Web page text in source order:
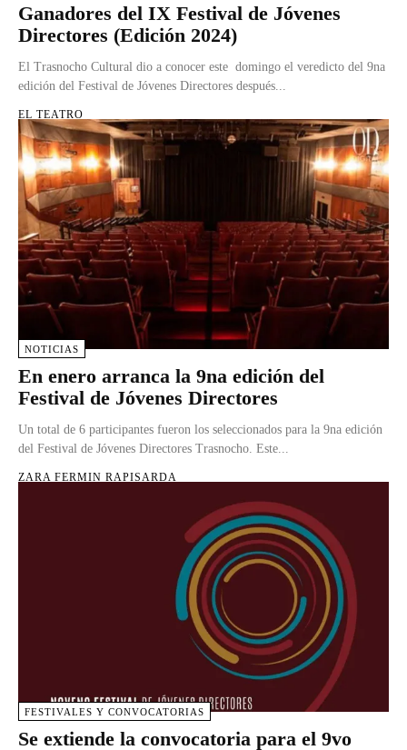
Ganadores del IX Festival de Jóvenes
Directores (Edición 2024)
El Trasnocho Cultural dio a conocer este domingo el veredicto del 9na
edición del Festival de Jóvenes Directores después...
EL TEATRO
NOTICIAS
En enero arranca la 9na edición del
Festival de Jóvenes Directores
Un total de 6 participantes fueron los seleccionados para la 9na edición
del Festival de Jóvenes Directores Trasnocho. Este...
ZARA FERMIN RAPISARDA
FESTIVALES Y CONVOCATORIAS
Se extiende la convocatoria para el 9vo